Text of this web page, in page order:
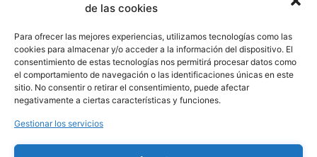
de las cookies
Para ofrecer las mejores experiencias, utilizamos tecnologías como las
cookies para almacenar y/o acceder a la información del dispositivo. El
consentimiento de estas tecnologías nos permitirá procesar datos como
el comportamiento de navegación o las identificaciones únicas en este
sitio. No consentir o retirar el consentimiento, puede afectar
negativamente a ciertas características y funciones.
Gestionar los servicios